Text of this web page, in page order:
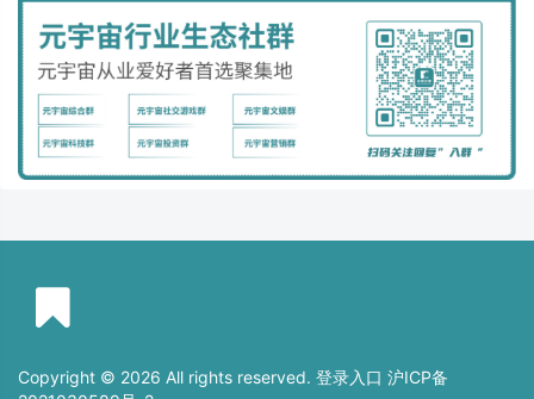
Copyright © 2026 All rights reserved. 登录入口 沪ICP备